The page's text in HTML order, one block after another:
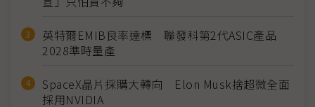
英特爾EMIB良率達標 聯發科第2代ASIC產品
2028準時量產
SpaceX晶片採購大轉向 Elon Musk捨超微全面
採用NVIDIA